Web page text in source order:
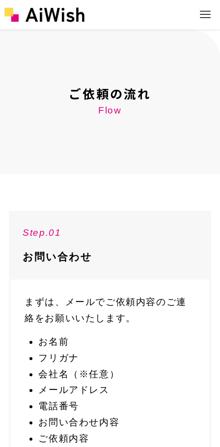
ご依頼の流れ
Flow
Step.01
お問い合わせ
まずは、メールでご依頼内容のご連
絡をお願いいたします。
お名前
フリガナ
会社名（※任意）
メールアドレス
電話番号
お問い合わせ内容
ご依頼内容